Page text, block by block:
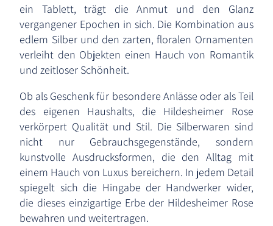
ein Tablett, trägt die Anmut und den Glanz
vergangener Epochen in sich. Die Kombination aus
edlem Silber und den zarten, floralen Ornamenten
verleiht den Objekten einen Hauch von Romantik
und zeitloser Schönheit.
Ob als Geschenk für besondere Anlässe oder als Teil
des eigenen Haushalts, die Hildesheimer Rose
verkörpert Qualität und Stil. Die Silberwaren sind
nicht nur Gebrauchsgegenstände, sondern
kunstvolle Ausdrucksformen, die den Alltag mit
einem Hauch von Luxus bereichern. In jedem Detail
spiegelt sich die Hingabe der Handwerker wider,
die dieses einzigartige Erbe der Hildesheimer Rose
bewahren und weitertragen.